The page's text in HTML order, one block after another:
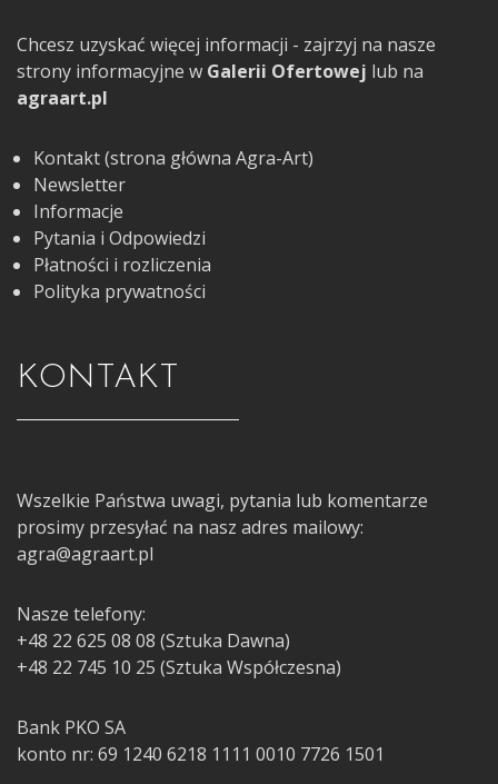
Chcesz uzyskać więcej informacji - zajrzyj na nasze
strony informacyjne w Galerii Ofertowej lub na
agraart.pl
Kontakt (strona główna Agra-Art)
Newsletter
Informacje
Pytania i Odpowiedzi
Płatności i rozliczenia
Polityka prywatności
KONTAKT
Wszelkie Państwa uwagi, pytania lub komentarze
prosimy przesyłać na nasz adres mailowy:
agra@agraart.pl
Nasze telefony:
+48 22 625 08 08 (Sztuka Dawna)
+48 22 745 10 25 (Sztuka Współczesna)
Bank PKO SA
konto nr: 69 1240 6218 1111 0010 7726 1501